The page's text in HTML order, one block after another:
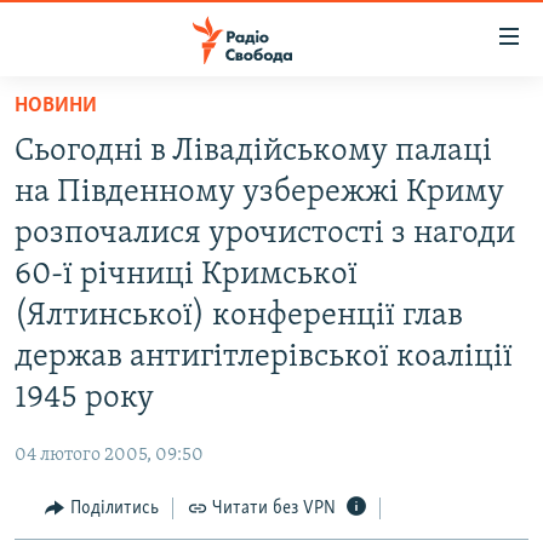
Перейти
основного
матеріалу
до
основної
навігації
Перейти
до
пошуку
ВСЕ ЗА ДОБУ
ПОЛІТИКА
ЕКОНОМІКА
СУСПІЛЬСТВО
КУЛЬТУРА
СВІТ
ВІЙНА
РОСІЙСЬКА «ФІЛЬТРАЦІЯ»
ДОНБАС.РЕАЛІЇ
КРИМ.РЕАЛІЇ
КИТАЙ.ВИКЛИКИ
НОВИНИ
Сьогодні в Лівадійському палаці
на Південному узбережжі Криму
розпочалися урочистості з нагоди
60-ї річниці Кримської
(Ялтинської) конференції глав
держав антигітлерівської коаліції
1945 року
04 лютого 2005, 09:50
Поділитись Читати без VPN